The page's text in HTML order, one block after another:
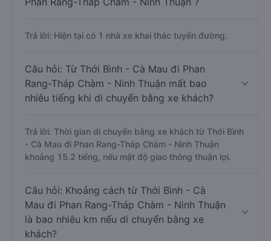
Trả lời: Hiện tại có 1 nhà xe khai thác tuyến đường.
Câu hỏi: Từ Thới Bình - Cà Mau đi Phan
Rang-Tháp Chàm - Ninh Thuận mất bao
nhiêu tiếng khi di chuyển bằng xe khách?
Trả lời: Thời gian di chuyển bằng xe khách từ Thới Bình
- Cà Mau đi Phan Rang-Tháp Chàm - Ninh Thuận
khoảng 15.2 tiếng, nếu mật độ giao thông thuận lợi.
Câu hỏi: Khoảng cách từ Thới Bình - Cà
Mau đi Phan Rang-Tháp Chàm - Ninh Thuận
là bao nhiêu km nếu di chuyển bằng xe
khách?